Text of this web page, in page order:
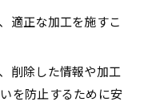
適正な加工を施すこ
削除した情報や加工
を防止するために安